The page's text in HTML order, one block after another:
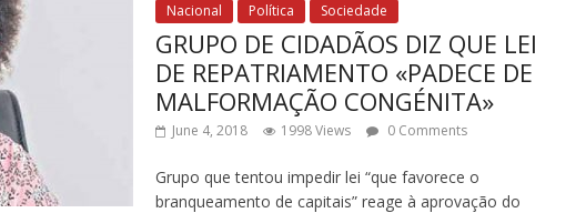
Nacional Política Sociedade
GRUPO DE CIDADÃOS DIZ QUE LEI
DE REPATRIAMENTO «PADECE DE
MALFORMAÇÃO CONGÉNITA»
June 4, 2018 1998 Views 0 Comments
Grupo que tentou impedir lei “que favorece o
branqueamento de capitais” reage à aprovação do